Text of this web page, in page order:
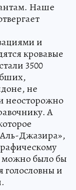
Наше
и
кровавые
3500
не
неосторожно
А
Джазира»,
можно было бы
голословны и